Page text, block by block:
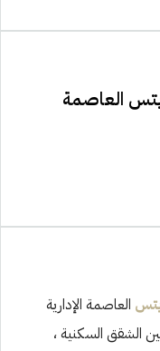
هايتس العاصمة
العاصمة الإدارية
الشقق السكنية ،